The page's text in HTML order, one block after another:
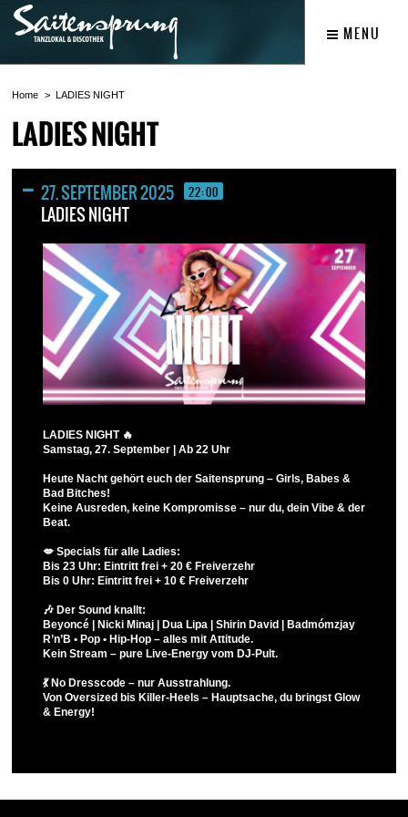
MENU
Home LADIES NIGHT
LADIES NIGHT
27. SEPTEMBER 2025 22:00
LADIES NIGHT
LADIES NIGHT 🔥
Samstag, 27. September | Ab 22 Uhr
Heute Nacht gehört euch der Saitensprung – Girls, Babes &
Bad Bitches!
Keine Ausreden, keine Kompromisse – nur du, dein Vibe & der
Beat.
💋 Specials für alle Ladies:
Bis 23 Uhr: Eintritt frei + 20 € Freiverzehr
Bis 0 Uhr: Eintritt frei + 10 € Freiverzehr
🎶 Der Sound knallt:
Beyoncé | Nicki Minaj | Dua Lipa | Shirin David | Badmómzjay
R’n’B • Pop • Hip-Hop – alles mit Attitude.
Kein Stream – pure Live-Energy vom DJ-Pult.
💃 No Dresscode – nur Ausstrahlung.
Von Oversized bis Killer-Heels – Hauptsache, du bringst Glow
& Energy!